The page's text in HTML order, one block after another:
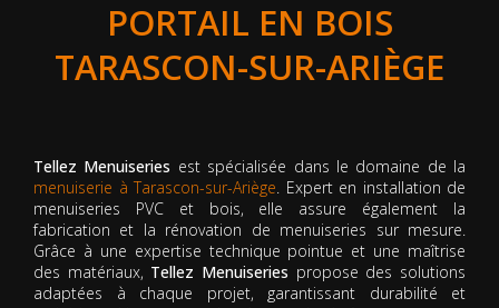
PORTAIL EN BOIS
TARASCON-SUR-ARIÈGE
Tellez Menuiseries est spécialisée dans le domaine de la
menuiserie à Tarascon-sur-Ariège. Expert en installation de
menuiseries PVC et bois, elle assure également la
fabrication et la rénovation de menuiseries sur mesure.
Grâce à une expertise technique pointue et une maîtrise
des matériaux, Tellez Menuiseries propose des solutions
adaptées à chaque projet, garantissant durabilité et